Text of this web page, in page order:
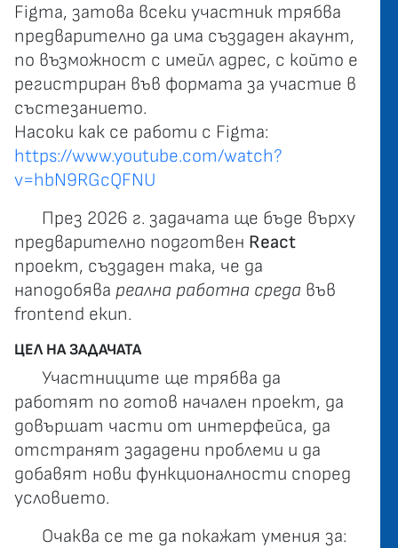
Figma, затова всеки участник трябва
предварително да има създаден акаунт,
по възможност с имейл адрес, с който е
регистриран във формата за участие в
състезанието.
Насоки как се работи с Figma:
https://www.youtube.com/watch?
v=hbN9RGcQFNU
През 2026 г. задачата ще бъде върху
предварително подготвен React
проект, създаден така, че да
наподобява реална работна среда във
frontend екип.
ЦЕЛ НА ЗАДАЧАТА
Участниците ще трябва да
работят по готов начален проект, да
довършат части от интерфейса, да
отстранят зададени проблеми и да
добавят нови функционалности според
условието.
Очаква се те да покажат умения за: